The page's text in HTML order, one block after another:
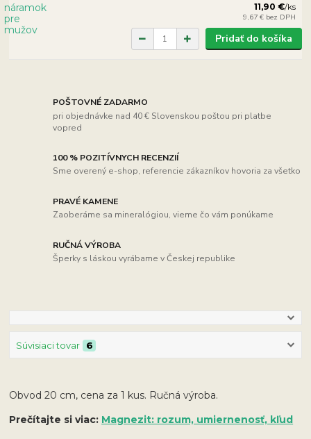
11,90 €/ks
9,67 € bez DPH
Pridať do košíka
POŠTOVNÉ ZADARMO
pri objednávke nad 40 € Slovenskou poštou pri platbe
vopred
100 % POZITÍVNYCH RECENZIÍ
Sme overený e-shop, referencie zákazníkov hovoria za všetko
PRAVÉ KAMENE
Zaoberáme sa mineralógiou, vieme čo vám ponúkame
RUČNÁ VÝROBA
Šperky s láskou vyrábame v Českej republike
Súvisiaci tovar 6
Obvod 20 cm, cena za 1 kus. Ručná výroba.
Prečítajte si viac: Magnezit: rozum, umiernenosť, kľud